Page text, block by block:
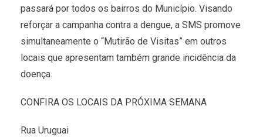
passará por todos os bairros do Município. Visando
reforçar a campanha contra a dengue, a SMS promove
simultaneamente o “Mutirão de Visitas” em outros
locais que apresentam também grande incidência da
doença.
CONFIRA OS LOCAIS DA PRÓXIMA SEMANA
Rua Uruguai